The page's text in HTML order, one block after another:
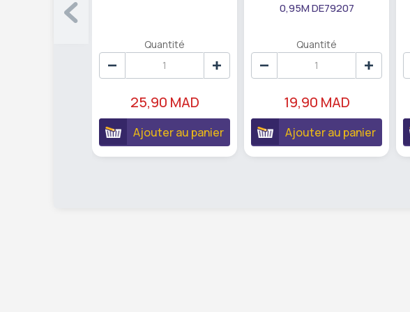
Quantité
25,90 MAD
Ajouter au panier
0,95M DE79207
Quantité
19,90 MAD
Ajouter au panier